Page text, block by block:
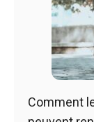
Comment